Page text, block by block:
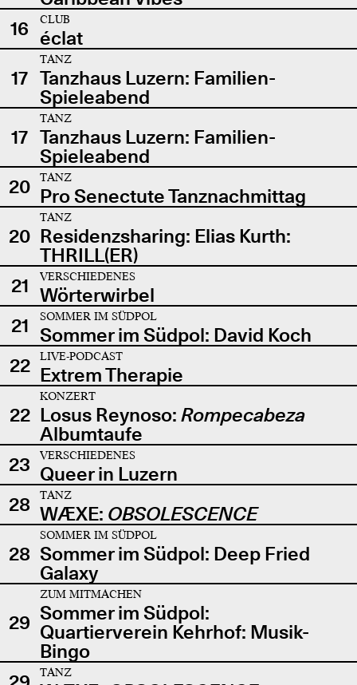
16
CLUB
éclat
17
TANZ
Tanzhaus Luzern: Familien-
Spieleabend
17
TANZ
Tanzhaus Luzern: Familien-
Spieleabend
20
TANZ
Pro Senectute Tanznachmittag
20
TANZ
Residenzsharing: Elias Kurth:
THRILL(ER)
21
VERSCHIEDENES
Wörterwirbel
21
SOMMER IM SÜDPOL
Sommer im Südpol: David Koch
22
LIVE-PODCAST
Extrem Therapie
22
KONZERT
Losus Reynoso: Rompecabeza
Albumtaufe
23
VERSCHIEDENES
Queer in Luzern
28
TANZ
WÆXE: OBSOLESCENCE
28
SOMMER IM SÜDPOL
Sommer im Südpol: Deep Fried
Galaxy
29
ZUM MITMACHEN
Sommer im Südpol:
Quartierverein Kehrhof: Musik-
Bingo
TANZ